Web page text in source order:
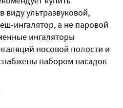
виду ультразвуковой,
ингалятор, а не паровой
ингаляторы
носовой полости и
набором насадок